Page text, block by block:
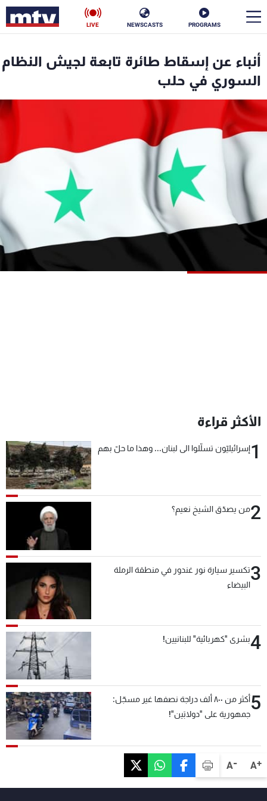
PROGRAMS
NEWSCASTS
LIVE
A+
A-
أنباء عن إسقاط طائرة تابعة لجيش النظام
السوري في حلب
الأكثر قراءة
1إسرائيليّون تسلّلوا الى لبنان... وهذا ما حلّ بهم
2من يصدّق الشيخ نعيم؟
3تكسير سيارة نور غندور في منطقة الرملة
البيضاء
4بشرى "كهربائية" للبنانيين!
5
أكثر من ٨٠٠ ألف دراجة نصفها غير مسجّل:
جمهورية على "دولابَين"!
en
الأخبار
سياسة
إقتصاد فن
منوعات
كأس العالم
البرامج